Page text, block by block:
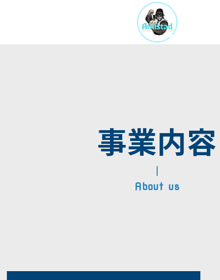
講師一覧
ニュース
事業内容
About us